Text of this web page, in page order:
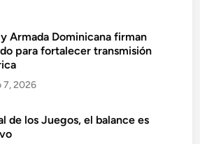
y Armada Dominicana firman
para fortalecer transmisión
7, 2026
de los Juegos, el balance es